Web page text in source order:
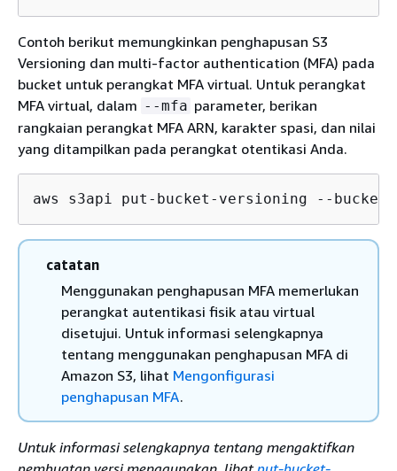
Contoh berikut memungkinkan penghapusan S3
Versioning dan multi-factor authentication (MFA) pada
bucket untuk perangkat MFA virtual. Untuk perangkat
MFA virtual, dalam --mfa parameter, berikan
rangkaian perangkat MFA ARN, karakter spasi, dan nilai
yang ditampilkan pada perangkat otentikasi Anda.
aws s3api put-bucket-versioning --bucket
catatan
Menggunakan penghapusan MFA memerlukan
perangkat autentikasi fisik atau virtual
disetujui. Untuk informasi selengkapnya
tentang menggunakan penghapusan MFA di
Amazon S3, lihat Mengonfigurasi
penghapusan MFA.
Untuk informasi selengkapnya tentang mengaktifkan